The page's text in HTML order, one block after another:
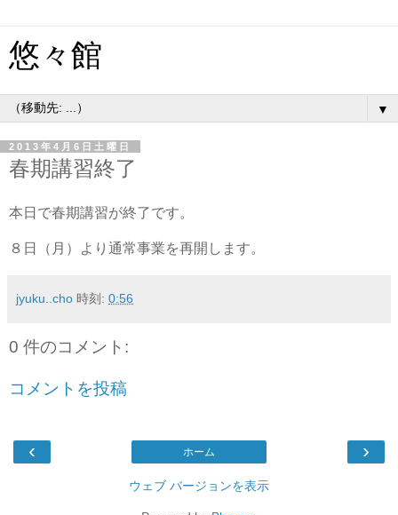
悠々館
▼
2013年4月6日土曜日
春期講習終了
本日で春期講習が終了です。
８日（月）より通常事業を再開します。
jyuku..cho 時刻: 0:56
0 件のコメント:
コメントを投稿
‹ ›
ホーム
ウェブ バージョンを表示